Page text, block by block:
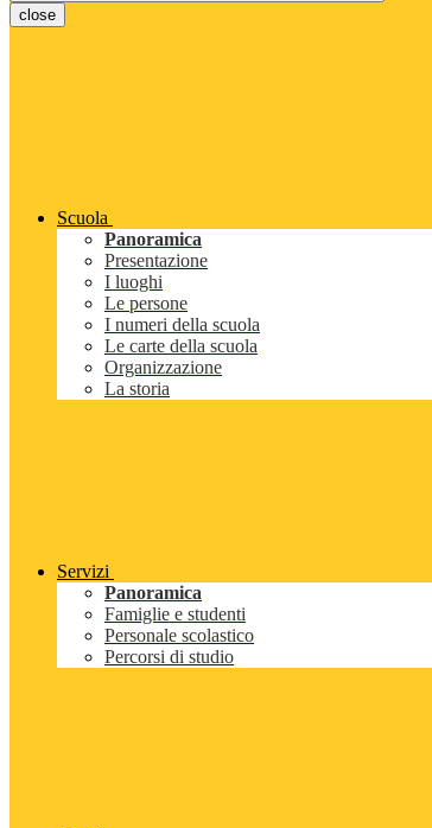
close
Scuola
Panoramica
Presentazione
I luoghi
Le persone
I numeri della scuola
Le carte della scuola
Organizzazione
La storia
Servizi
Panoramica
Famiglie e studenti
Personale scolastico
Percorsi di studio